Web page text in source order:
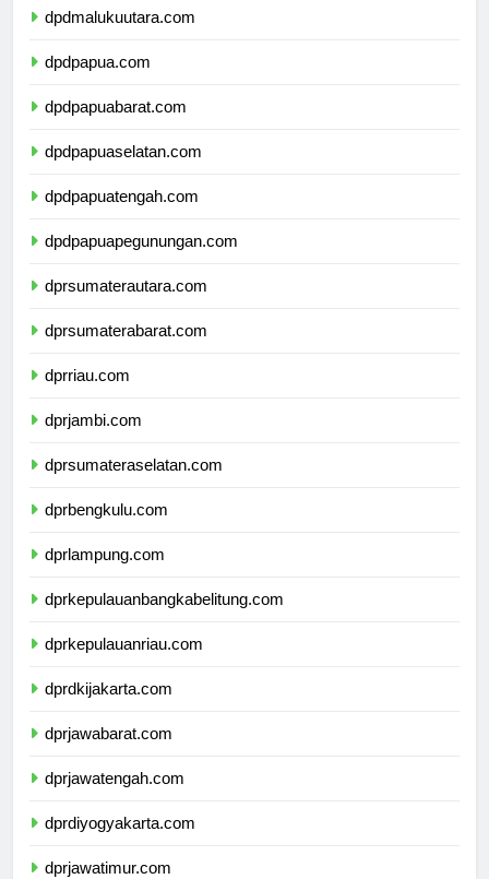
dpdmalukuutara.com
dpdpapua.com
dpdpapuabarat.com
dpdpapuaselatan.com
dpdpapuatengah.com
dpdpapuapegunungan.com
dprsumaterautara.com
dprsumaterabarat.com
dprriau.com
dprjambi.com
dprsumateraselatan.com
dprbengkulu.com
dprlampung.com
dprkepulauanbangkabelitung.com
dprkepulauanriau.com
dprdkijakarta.com
dprjawabarat.com
dprjawatengah.com
dprdiyogyakarta.com
dprjawatimur.com